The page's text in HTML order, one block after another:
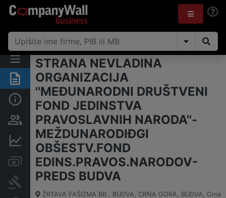
Sažetak
Osnovni podaci
Osobe i vlasništvo
Finansijski podaci
Računi i blokade
Arhiva sudskih objava
STRANA NEVLADINA
ORGANIZACIJA
''MEĐUNARODNI DRUŠTVENI
FOND JEDINSTVA
PRAVOSLAVNIH NARODA''-
MEŽDUNARODIĐGI
OBŠESTV.FOND
EDINS.PRAVOS.NARODOV-
PREDS BUDVA
ŽRTAVA FAŠIZMA BB , BUDVA, CRNA GORA, BUDVA, Crna